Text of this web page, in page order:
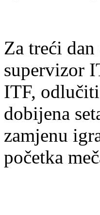
Za treći dan
supervizor
ITF,
dobijena
zamjenu
početka